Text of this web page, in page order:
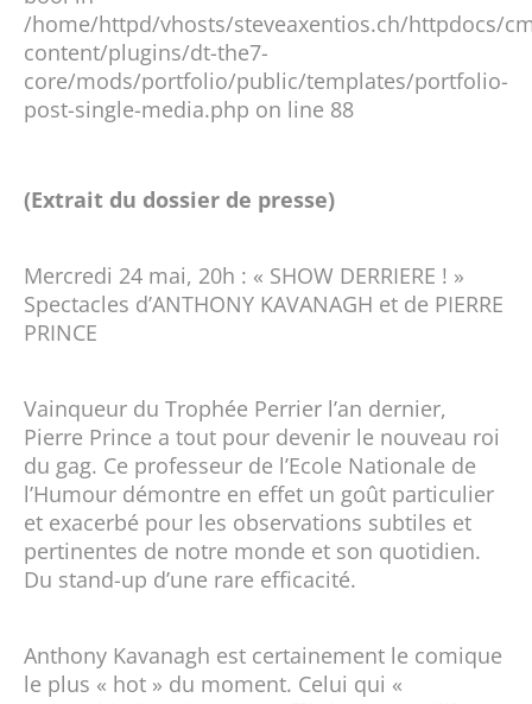
/home/httpd/vhosts/steveaxentios.ch/httpdocs/
content/plugins/dt-the7-
core/mods/portfolio/public/templates/portfolio-
post-single-media.php on line 88
(Extrait du dossier de presse)
Mercredi 24 mai, 20h : « SHOW DERRIERE ! »
Spectacles d’ANTHONY KAVANAGH et de PIERRE
PRINCE
Vainqueur du Trophée Perrier l’an dernier,
Pierre Prince a tout pour devenir le nouveau roi
du gag. Ce professeur de l’Ecole Nationale de
l’Humour démontre en effet un goût particulier
et exacerbé pour les observations subtiles et
pertinentes de notre monde et son quotidien.
Du stand-up d’une rare efficacité.
Anthony Kavanagh est certainement le comique
le plus « hot » du moment. Celui qui «